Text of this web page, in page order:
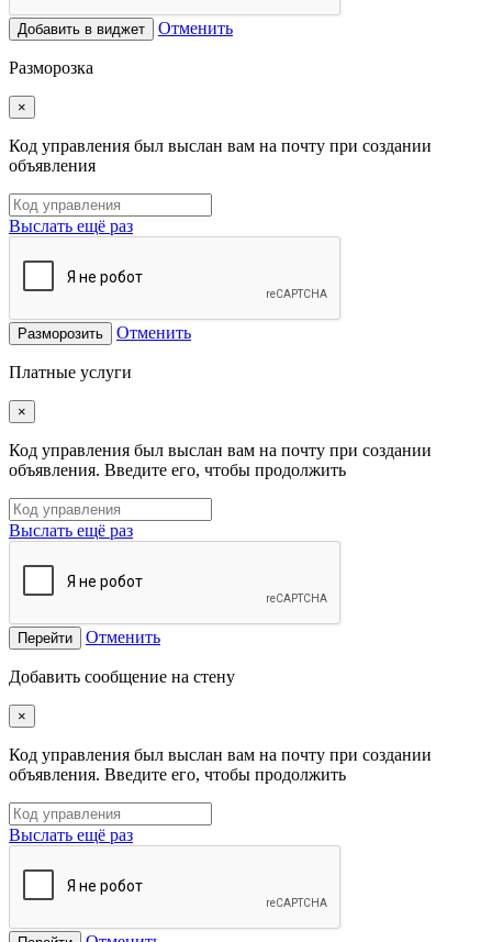
Добавить в виджет Отменить
Разморозка
×
Код управления был выслан вам на почту при создании
объявления
Выслать ещё раз
Разморозить Отменить
Платные услуги
×
Код управления был выслан вам на почту при создании
объявления. Введите его, чтобы продолжить
Выслать ещё раз
Перейти Отменить
Добавить сообщение на стену
×
Код управления был выслан вам на почту при создании
объявления. Введите его, чтобы продолжить
Выслать ещё раз